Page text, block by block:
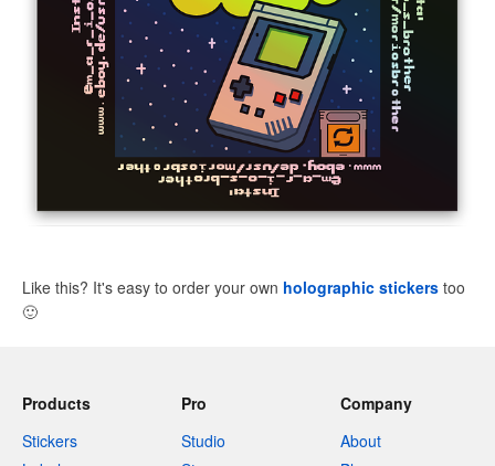
Like this? It's easy to order your own holographic stickers too
🙂
Products
Stickers
Pro
Studio
Company
About